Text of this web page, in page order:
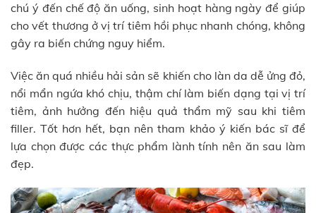
chú ý đến chế độ ăn uống, sinh hoạt hàng ngày để giúp
cho vết thương ở vị trí tiêm hồi phục nhanh chóng, không
gây ra biến chứng nguy hiểm.
Việc ăn quá nhiều hải sản sẽ khiến cho làn da dễ ửng đỏ,
nổi mẩn ngứa khó chịu, thậm chí làm biến dạng tại vị trí
tiêm, ảnh hưởng đến hiệu quả thẩm mỹ sau khi tiêm
filler. Tốt hơn hết, bạn nên tham khảo ý kiến bác sĩ để
lựa chọn được các thực phẩm lành tính nên ăn sau làm
đẹp.